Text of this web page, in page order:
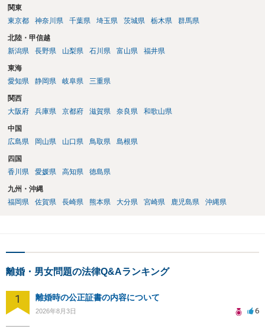
関東
東京都
神奈川県 千葉県 埼玉県 茨城県 栃木県 群馬県
北陸・甲信越
新潟県
長野県 山梨県 石川県 富山県 福井県
東海
愛知県
静岡県 岐阜県 三重県
関西
大阪府
兵庫県 京都府 滋賀県 奈良県 和歌山県
中国
広島県
岡山県 山口県 鳥取県 島根県
四国
香川県
愛媛県 高知県 徳島県
九州・沖縄
福岡県
佐賀県 長崎県 熊本県 大分県 宮崎県 鹿児島県 沖縄県
離婚・男女問題の法律Q&Aランキング
1 離婚時の公正証書の内容について
2026年8月3日 6